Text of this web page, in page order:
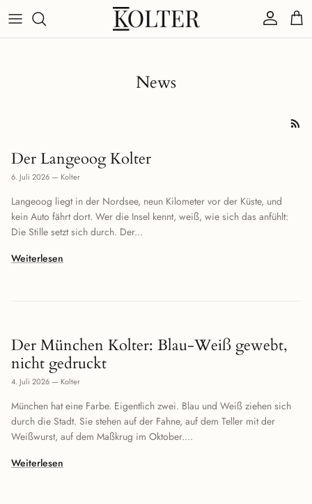
Konto
News
Der Langeoog Kolter
6. Juli 2026— Kolter
Langeoog liegt in der Nordsee, neun Kilometer vor der Küste, und
kein Auto fährt dort. Wer die Insel kennt, weiß, wie sich das anfühlt:
Die Stille setzt sich durch. Der...
Weiterlesen
Der München Kolter: Blau-Weiß gewebt,
nicht gedruckt
4. Juli 2026— Kolter
München hat eine Farbe. Eigentlich zwei. Blau und Weiß ziehen sich
durch die Stadt. Sie stehen auf der Fahne, auf dem Teller mit der
Weißwurst, auf dem Maßkrug im Oktober....
Weiterlesen